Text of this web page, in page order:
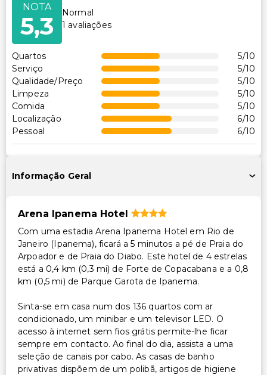
Cofre na recepção
Equipa multilíngue
Serviço de lavanderia
Serviço de lavanderia/lavagem a seco
NOTA
5,3
Normal
1 avaliações
Quartos 5/10
Serviço
5/10
Qualidade/Preço
5/10
Limpeza
5/10
Comida
5/10
Localização
6/10
Pessoal
6/10
Informação Geral
Arena Ipanema Hotel
Com uma estadia Arena Ipanema Hotel em Rio de
Janeiro (Ipanema), ficará a 5 minutos a pé de Praia do
Arpoador e de Praia do Diabo. Este hotel de 4 estrelas
está a 0,4 km (0,3 mi) de Forte de Copacabana e a 0,8
km (0,5 mi) de Parque Garota de Ipanema.
Sinta-se em casa num dos 136 quartos com ar
condicionado, um minibar e um televisor LED. O
acesso à internet sem fios grátis permite-lhe ficar
sempre em contacto. Ao final do dia, assista a uma
seleção de canais por cabo. As casas de banho
privativas dispõem de um polibã, artigos de higiene